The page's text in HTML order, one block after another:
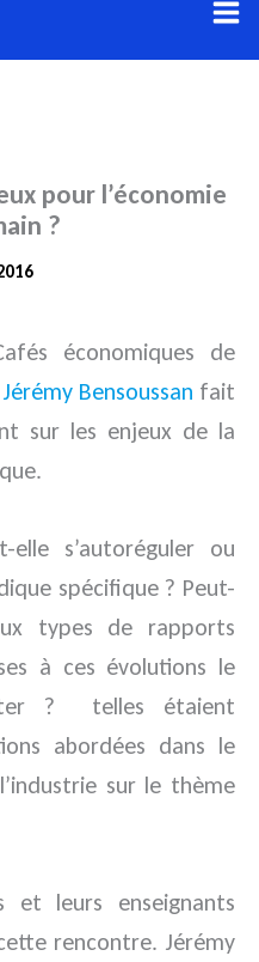
pour l’économie
?
économiques de
Jérémy Bensoussan fait
sur les enjeux de la
elle s’autoréguler ou
spécifique ? Peut-
types de rapports
à ces évolutions le
? telles étaient
abordées dans le
sur le thème
et leurs enseignants
rencontre. Jérémy